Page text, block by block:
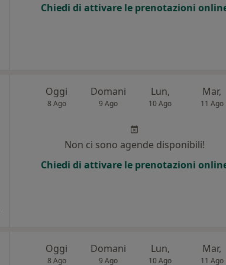
Chiedi di attivare le prenotazioni
Oggi
8 Ago
Domani
9 Ago
Lun,
10 Ago
Mar,
11 Ago
Non ci sono agende disponibili!
Chiedi di attivare le prenotazioni
Oggi
8 Ago
Domani
9 Ago
Lun,
10 Ago
Mar,
11 Ago